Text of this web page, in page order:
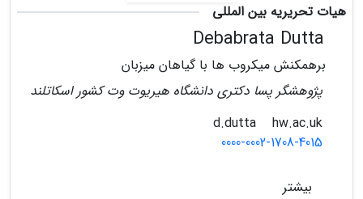
هیات تحریریه بین المللی
برهمکنش میکروب ها با گیاهان میزبان
پژوهشگر پسا دکتری دانشگاه هیریوت وت کشور اسکاتلند
hw.ac.uk
0000-0002-1708-4015
بیشتر